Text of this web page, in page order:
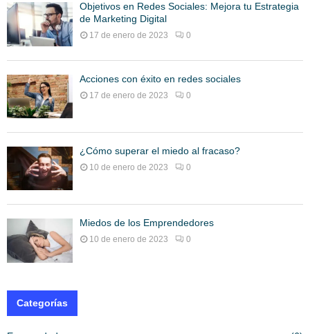
Objetivos en Redes Sociales: Mejora tu Estrategia
de Marketing Digital
17 de enero de 2023 0
Acciones con éxito en redes sociales
17 de enero de 2023 0
¿Cómo superar el miedo al fracaso?
10 de enero de 2023 0
Miedos de los Emprendedores
10 de enero de 2023 0
Categorías